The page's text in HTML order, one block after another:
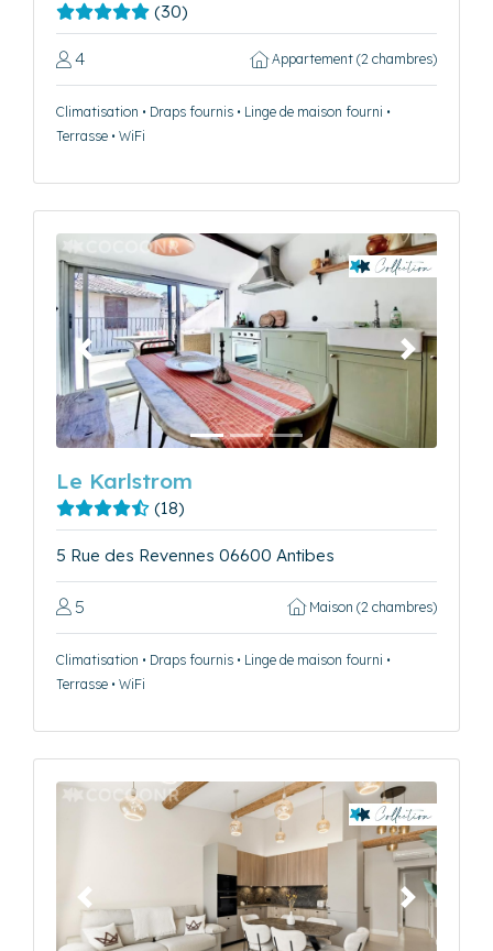
(30)
4 Appartement (2 chambres)
Climatisation • Draps fournis • Linge de maison fourni •
Terrasse • WiFi
Précédent Suivant
Le Karlstrom
(18)
5 Rue des Revennes 06600 Antibes
5 Maison (2 chambres)
Climatisation • Draps fournis • Linge de maison fourni •
Terrasse • WiFi
Précédent Suivant